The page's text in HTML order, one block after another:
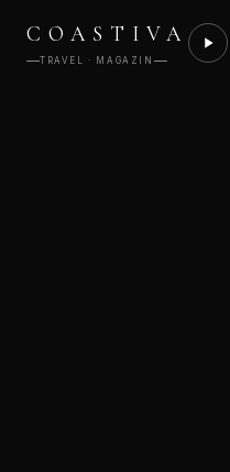
COASTIVA
TRAVEL · MAGAZIN